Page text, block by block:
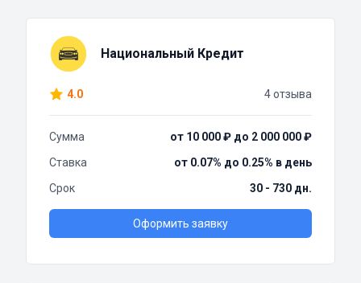
Национальный Кредит
4.0 4 отзыва
Сумма
от 10 000 ₽ до 2 000 000 ₽
Ставка
от 0.07% до 0.25% в день
Срок
30 - 730 дн.
Оформить заявку